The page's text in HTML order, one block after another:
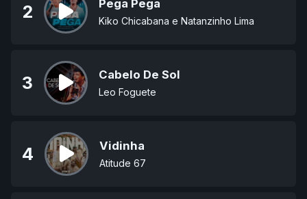
2 Pega Pega
Kiko Chicabana e Natanzinho Lima
3 Cabelo De Sol
Leo Foguete
4 Vidinha
Atitude 67